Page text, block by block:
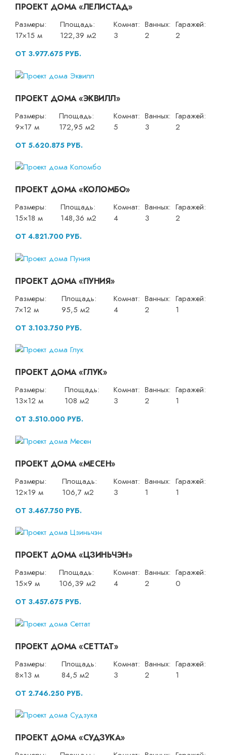
ПРОЕКТ ДОМА «ЛЕЛИСТАД»
Размеры:
17×15 м
Площадь:
122,39 м2
Комнат:
3
Ванных:
2
Гаражей:
2
ОТ 3.977.675 РУБ.
ПРОЕКТ ДОМА «ЭКВИЛЛ»
Размеры:
9×17 м
Площадь:
172,95 м2
Комнат:
5
Ванных:
3
Гаражей:
2
ОТ 5.620.875 РУБ.
ПРОЕКТ ДОМА «КОЛОМБО»
Размеры:
15×18 м
Площадь:
148,36 м2
Комнат:
4
Ванных:
3
Гаражей:
2
ОТ 4.821.700 РУБ.
ПРОЕКТ ДОМА «ПУНИЯ»
Размеры:
7×12 м
Площадь:
95,5 м2
Комнат:
4
Ванных:
2
Гаражей:
1
ОТ 3.103.750 РУБ.
ПРОЕКТ ДОМА «ГЛУК»
Размеры:
13×12 м
Площадь:
108 м2
Комнат:
3
Ванных:
2
Гаражей:
1
ОТ 3.510.000 РУБ.
ПРОЕКТ ДОМА «МЕСЕН»
Размеры:
12×19 м
Площадь:
106,7 м2
Комнат:
3
Ванных:
1
Гаражей:
1
ОТ 3.467.750 РУБ.
ПРОЕКТ ДОМА «ЦЗИНЬЧЭН»
Размеры:
15×9 м
Площадь:
106,39 м2
Комнат:
4
Ванных:
2
Гаражей:
0
ОТ 3.457.675 РУБ.
ПРОЕКТ ДОМА «СЕТТАТ»
Размеры:
8×13 м
Площадь:
84,5 м2
Комнат:
3
Ванных:
2
Гаражей:
1
ОТ 2.746.250 РУБ.
ПРОЕКТ ДОМА «СУДЗУКА»